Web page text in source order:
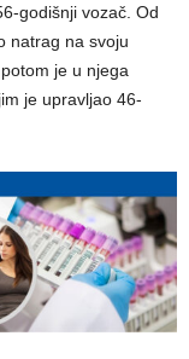
godišnji vozač. Od
natrag na svoju
je u njega
je upravljao 46-